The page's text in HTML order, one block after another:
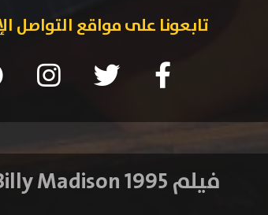
تابعونا على مواقع التواصل
فيلم Billy Madison 1995 مترجم